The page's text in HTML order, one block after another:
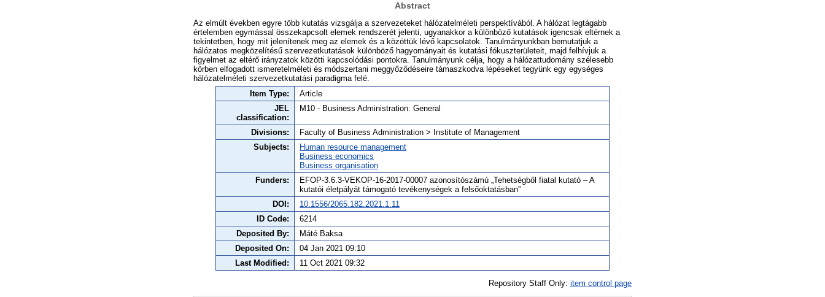
Abstract
Az elmúlt években egyre több kutatás vizsgálja a szervezeteket hálózatelméleti perspektívából. A hálózat legtágabb
értelemben egymással összekapcsolt elemek rendszerét jelenti, ugyanakkor a különböző kutatások igencsak eltérnek a
tekintetben, hogy mit jelenítenek meg az elemek és a közöttük lévő kapcsolatok. Tanulmányunkban bemutatjuk a
hálózatos megközelítésű szervezetkutatások különböző hagyományait és kutatási fókuszterületeit, majd felhívjuk a
figyelmet az eltérő irányzatok közötti kapcsolódási pontokra. Tanulmányunk célja, hogy a hálózattudomány szélesebb
körben elfogadott ismeretelméleti és módszertani meggyőződéseire támaszkodva lépéseket tegyünk egy egységes
hálózatelméleti szervezetkutatási paradigma felé.
Item Type:
Article
JEL
classification:
M10 - Business Administration: General
Divisions:
Faculty of Business Administration > Institute of Management
Subjects:
Human resource management
Business economics
Business organisation
Funders:
EFOP-3.6.3-VEKOP-16-2017-00007 azonosítószámú „Tehetségből fiatal kutató – A
kutatói életpályát támogató tevékenységek a felsőoktatásban”
DOI:
10.1556/2065.182.2021.1.11
ID Code:
6214
Deposited By:
Máté Baksa
Deposited On:
04 Jan 2021 09:10
Last Modified:
11 Oct 2021 09:32
Repository Staff Only: item control page